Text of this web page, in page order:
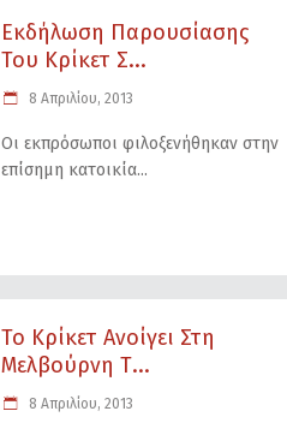
Εκδήλωση Παρουσίασης
Του Κρίκετ Σ...
8 Απριλίου, 2013
Οι εκπρόσωποι φιλοξενήθηκαν στην
επίσημη κατοικία
Το Κρίκετ Ανοίγει Στη
Μελβούρνη Τ...
8 Απριλίου, 2013